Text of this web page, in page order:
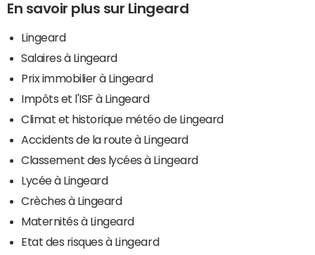
En savoir plus sur Lingeard
Lingeard
Salaires à Lingeard
Prix immobilier à Lingeard
Impôts et l'ISF à Lingeard
Climat et historique météo de Lingeard
Accidents de la route à Lingeard
Classement des lycées à Lingeard
Lycée à Lingeard
Crèches à Lingeard
Maternités à Lingeard
Etat des risques à Lingeard